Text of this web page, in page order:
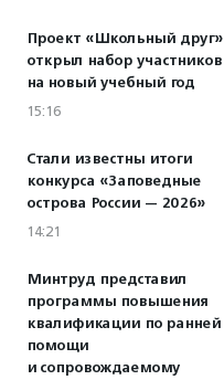
Проект «Школьный друг»
открыл набор участников
на новый учебный год
15:16
Стали известны итоги
конкурса «Заповедные
острова России — 2026»
14:21
Минтруд представил
программы повышения
квалификации по ранней
помощи
и сопровождаемому